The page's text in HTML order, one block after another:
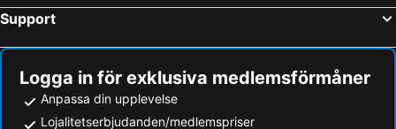
Support
Logga in för exklusiva medlemsförmåner
Anpassa din upplevelse
Lojalitetserbjudanden/medlemspriser